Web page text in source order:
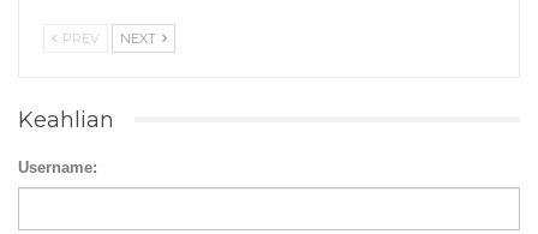
PREV NEXT
Keahlian
Username: